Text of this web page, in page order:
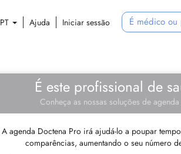
PT Ajuda Iniciar sessão É médico ou
É este profissional de
Conheça as nossas soluções de
A agenda Doctena Pro irá ajudá-lo a poupar
comparências, aumentando o seu número